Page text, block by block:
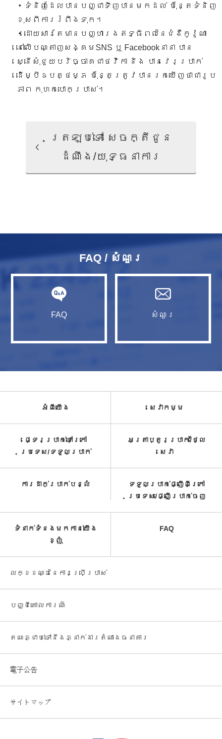
・ទំនិញដែលបានបញ្ជាទិញបានមកដល់ ប៉ុន្តែទំនិញ
ខុសពីការរំពឹងទុក។
・ដោយសារតែមានបញ្ហារងឥទ្ធិពលនៃជំងឺកូរ៉ូណា
នៅលើបណ្តាញសង្គមSNS ឬ Facebookនានា បាន
ស្នើសុំជួយបរិច្ចាគជាថវិកា និង បានវេរប្រាក់
ដើម្បីឧបត្ថម្ភ ប៉ុន្តែត្រូវបានរកឃើញថាជារូប
ភាព កុហកបោកប្រាស់។
ត្រឡប់ទៅ សេចក្តីជូន
ដំណឹង/យុទ្ធនាការ
FAQ / សំណួរ​
FAQ សំណួរ​
អំពី​យើង សេវាកម្ម​
ផ្ទេរប្រាក់ទៅក្រៅ
ប្រទេស/ទទួល​ប្រាក់​
អត្រាប្តូរប្រាក់/ថ្លៃ
សេវា​
ការដាក់ប្រាក់បន្លំ
ទទួលប្រាក់ផ្ញើពីក្រៅ
ប្រទេស/ផ្ញើប្រាក់ចេញ
ទំនាក់ទំនងមកកាន់យើង
ខ្ញុំ
FAQ
លក្ខខណ្ឌនៃការប្រើប្រាស់
បញ្ជី​គោលការណ៍
តណភ្ជាប់ទៅនឹងភ្នាក់ងារតំណាងធនាគារ
電子公告
サイトマップ